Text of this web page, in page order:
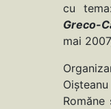
cu
Greco-
mai